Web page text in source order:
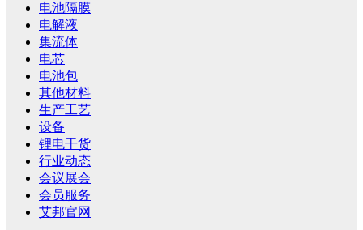
电池隔膜
电解液
集流体
电芯
电池包
其他材料
生产工艺
设备
锂电干货
行业动态
会议展会
会员服务
艾邦官网